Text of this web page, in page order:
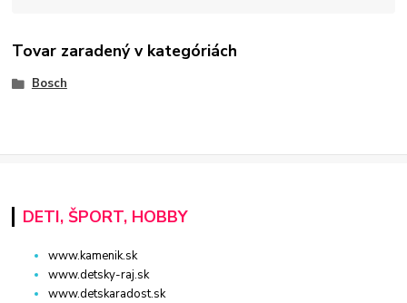
Tovar zaradený v kategóriách
Bosch
DETI, ŠPORT, HOBBY
www.kamenik.sk
www.detsky-raj.sk
www.detskaradost.sk